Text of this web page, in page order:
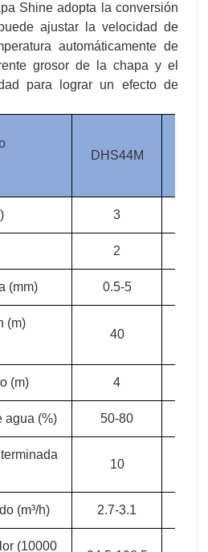
Shine adopta la conversión
ajustar la velocidad de
automáticamente de
grosor de la chapa y el
para lograr un efecto de
DHS44M
3
2
(mm) 0.5-5
(m)
40
(m) 4
agua (%) 50-80
10
(m³/h) 2.7-3.1
(10000